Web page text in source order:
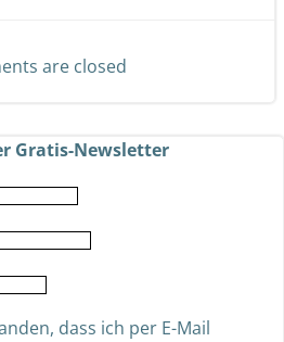
are closed
Gratis-Newsletter
dass ich per E-Mail